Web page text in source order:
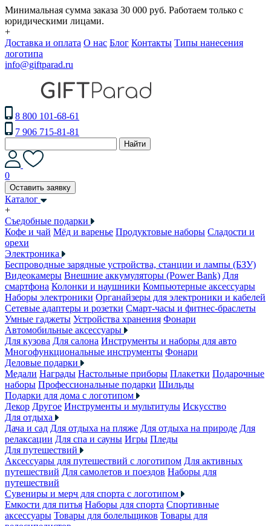
Минимальная сумма заказа 30 000 руб. Работаем только с
юридическими лицами.
+
Доставка и оплата О нас Блог Контакты Типы нанесения
логотипа
info@giftparad.ru
8 800 101-68-61
7 906 715-81-81
Найти
0
Оставить заявку
Каталог
+
Съедобные подарки
Кофе и чай Мёд и варенье Продуктовые наборы Сладости и
орехи
Электроника
Беспроводные зарядные устройства, станции и лампы (БЗУ)
Видеокамеры Внешние аккумуляторы (Power Bank) Для
смартфона Колонки и наушники Компьютерные аксессуары
Наборы электроники Органайзеры для электроники и кабелей
Сетевые адаптеры и розетки Смарт-часы и фитнес-браслеты
Умные гаджеты Устройства хранения Фонари
Автомобильные аксессуары
Для кузова Для салона Инструменты и наборы для авто
Многофункциональные инструменты Фонари
Деловые подарки
Медали Награды Настольные приборы Плакетки Подарочные
наборы Профессиональные подарки Шильды
Подарки для дома с логотипом
Декор Другое Инструменты и мультитулы Искусство
Для отдыха
Дача и сад Для отдыха на пляже Для отдыха на природе Для
релаксации Для спа и сауны Игры Пледы
Для путешествий
Аксессуары для путешествий с логотипом Для активных
путешествий Для самолетов и поездов Наборы для
путешествий
Сувениры и мерч для спорта с логотипом
Емкости для питья Наборы для спорта Спортивные
аксессуары Товары для болельщиков Товары для